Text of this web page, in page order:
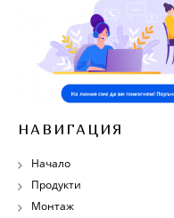
НАВИГАЦИЯ
Начало
Продукти
Монтаж